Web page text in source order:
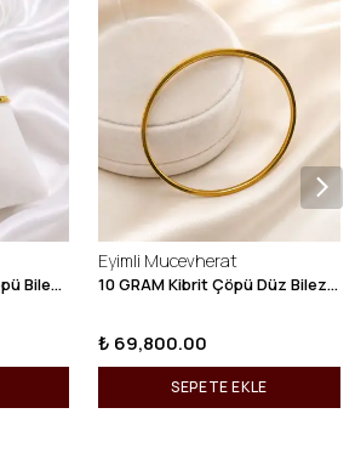
10 GRAM Ajda Kibrit Çöpü Bilezik 22 Ayar 22BLZ003
Eyimli Mucevherat
10 GRAM Kibrit Çöpü Düz Bilezik 22 Ayar 22BLZ001
₺ 69,800.00
SEPETE EKLE